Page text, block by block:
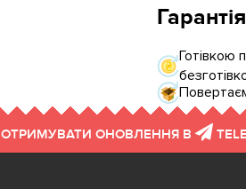
Гарантія
Готівкою
ОТРИМУВАТИ ОНОВЛЕННЯ В